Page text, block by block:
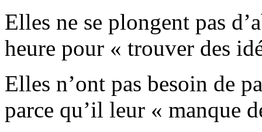
Elles ne se plongent pas
heure pour « trouver des
Elles n’ont pas besoin de
parce qu’il leur « manque